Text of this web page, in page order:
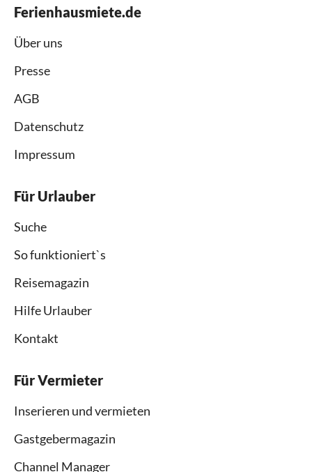
Ferienhausmiete.de
Über uns
Presse
AGB
Datenschutz
Impressum
Für Urlauber
Suche
So funktioniert`s
Reisemagazin
Hilfe Urlauber
Kontakt
Für Vermieter
Inserieren und vermieten
Gastgebermagazin
Channel Manager